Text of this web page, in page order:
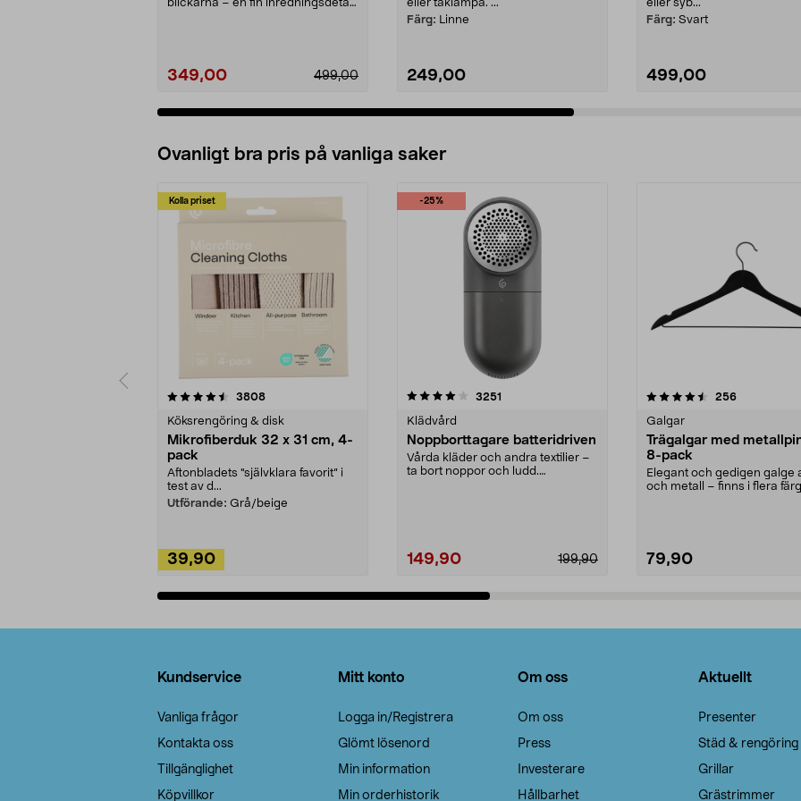
blickarna – en fin inredningsdetalj
349,00 499,00
eller taklampa. ...
Färg: Linne
249,00
eller syb...
Färg: Svart
499,00
Ovanligt bra pris på vanliga saker
Kolla priset
3808recensioner
Köksrengöring & disk
Mikrofiberduk 32 x 31 cm, 4-
pack
Aftonbladets "självklara favorit” i
test av d...
Utförande: Grå/beige
39,90
-25%
4.0av 5 stjärnor 3251
Klädvård
Noppborttagare batteridriven
Vårda kläder och andra textilier –
ta bort noppor och ludd.
199,90
149,90
4.5av 5 stjärnor 256recensioner
Galgar
Trägalgar med
8-pack
Elegant och gedigen galge
och metall – finns i flera
79,90
4.0av 5 stjärnor
Kundservice
Vanliga frågor
Kontakta oss
Tillgänglighet
Köpvillkor
Mitt konto
Logga in/Registrera
Glömt lösenord
Min information
Min orderhistorik
Om oss
Om oss
Press
Investerare
Hållbarhet
Aktuellt
Presenter
Städ & rengöring
Grillar
Grästrimmer